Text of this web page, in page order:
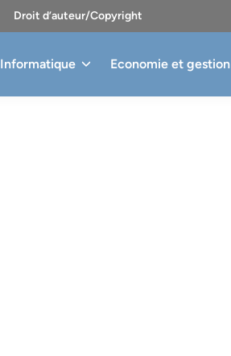
Droit d’auteur/Copyright
Informatique Economie et gestion